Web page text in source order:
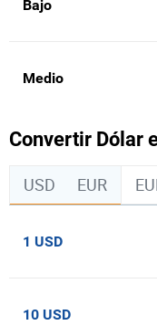
Bajo
Medio
Convertir Dólar
USD EUR
1 USD
10 USD